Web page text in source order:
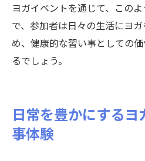
ヨガイベントを通じて、この
で、参加者は日々の生活にヨ
め、健康的な習い事としての
るでしょう。
日常を豊かにする
事体験